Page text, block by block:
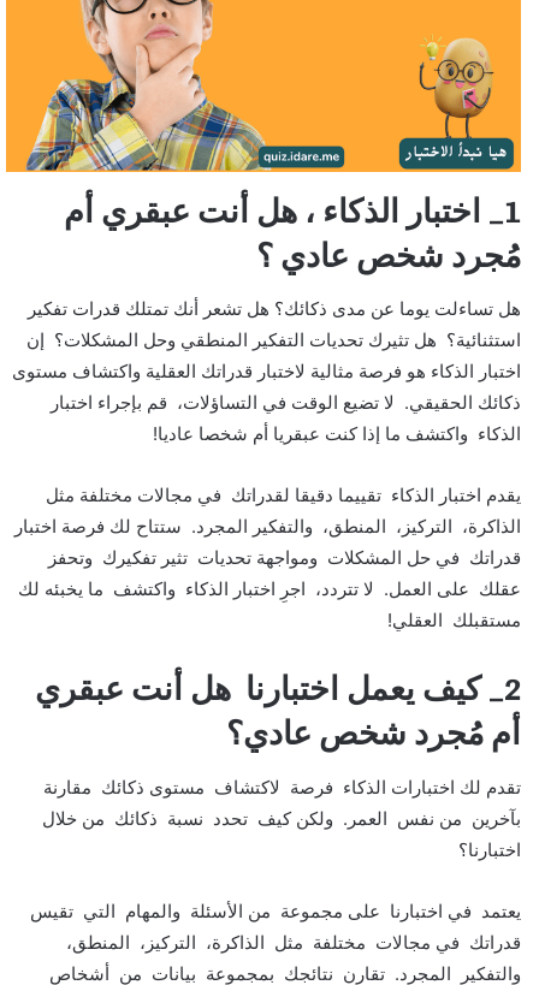
1_ اختبار الذكاء ، هل أنت عبقري أم
مُجرد شخص عادي ؟
هل تساءلت يوما عن مدى ذكائك؟ هل تشعر أنك تمتلك قدرات تفكير
استثنائية؟ هل تثيرك تحديات التفكير المنطقي وحل المشكلات؟ إن
اختبار الذكاء هو فرصة مثالية لاختبار قدراتك العقلية واكتشاف مستوى
ذكائك الحقيقي. لا تضيع الوقت في التساؤلات، قم بإجراء اختبار
الذكاء واكتشف ما إذا كنت عبقريا أم شخصا عاديا!
يقدم اختبار الذكاء تقييما دقيقا لقدراتك في مجالات مختلفة مثل
الذاكرة، التركيز، المنطق، والتفكير المجرد. ستتاح لك فرصة اختبار
قدراتك في حل المشكلات ومواجهة تحديات تثير تفكيرك وتحفز
عقلك على العمل. لا تتردد، اجرِ اختبار الذكاء واكتشف ما يخبئه لك
مستقبلك العقلي!
2_ كيف يعمل اختبارنا هل أنت عبقري
أم مُجرد شخص عادي؟
تقدم لك اختبارات الذكاء فرصة لاكتشاف مستوى ذكائك مقارنة
بآخرين من نفس العمر. ولكن كيف تحدد نسبة ذكائك من خلال
اختبارنا؟
يعتمد في اختبارنا على مجموعة من الأسئلة والمهام التي تقيس
قدراتك في مجالات مختلفة مثل الذاكرة، التركيز، المنطق،
والتفكير المجرد. تقارن نتائجك بمجموعة بيانات من أشخاص